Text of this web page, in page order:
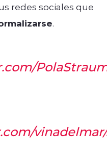
redes sociales que
.
vinadelmar/